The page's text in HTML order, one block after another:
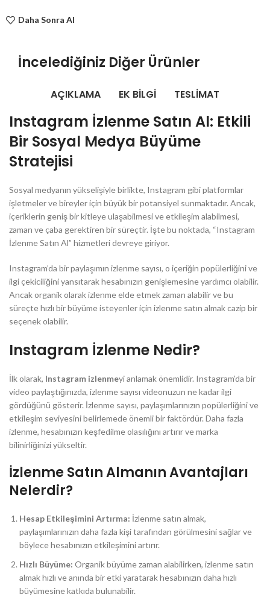
Daha Sonra Al
İncelediğiniz Diğer Ürünler
AÇIKLAMA EK BILGI TESLİMAT
Instagram İzlenme Satın Al: Etkili
Bir Sosyal Medya Büyüme
Stratejisi
Sosyal medyanın yükselişiyle birlikte, Instagram gibi platformlar
işletmeler ve bireyler için büyük bir potansiyel sunmaktadır. Ancak,
içeriklerin geniş bir kitleye ulaşabilmesi ve etkileşim alabilmesi,
zaman ve çaba gerektiren bir süreçtir. İşte bu noktada, “Instagram
İzlenme Satın Al” hizmetleri devreye giriyor.
Instagram’da bir paylaşımın izlenme sayısı, o içeriğin popülerliğini ve
ilgi çekiciliğini yansıtarak hesabınızın genişlemesine yardımcı olabilir.
Ancak organik olarak izlenme elde etmek zaman alabilir ve bu
süreçte hızlı bir büyüme isteyenler için izlenme satın almak cazip bir
seçenek olabilir.
Instagram İzlenme Nedir?
İlk olarak, Instagram izlenmeyi anlamak önemlidir. Instagram’da bir
video paylaştığınızda, izlenme sayısı videonuzun ne kadar ilgi
gördüğünü gösterir. İzlenme sayısı, paylaşımlarınızın popülerliğini ve
etkileşim seviyesini belirlemede önemli bir faktördür. Daha fazla
izlenme, hesabınızın keşfedilme olasılığını artırır ve marka
bilinirliğinizi yükseltir.
İzlenme Satın Almanın Avantajları
Nelerdir?
Hesap Etkileşimini Artırma: İzlenme satın almak,
paylaşımlarınızın daha fazla kişi tarafından görülmesini sağlar ve
böylece hesabınızın etkileşimini artırır.
Hızlı Büyüme: Organik büyüme zaman alabilirken, izlenme satın
almak hızlı ve anında bir etki yaratarak hesabınızın daha hızlı
büyümesine katkıda bulunabilir.